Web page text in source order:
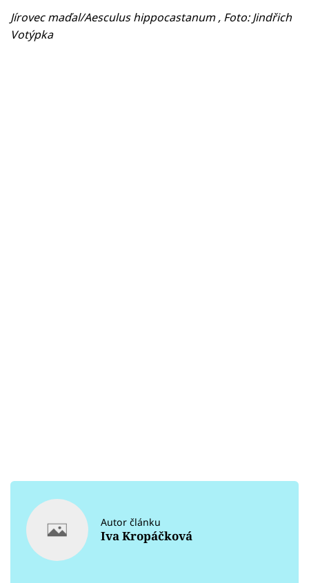
Jírovec maďal/Aesculus hippocastanum , Foto: Jindřich
Votýpka
Autor článku
Iva Kropáčková